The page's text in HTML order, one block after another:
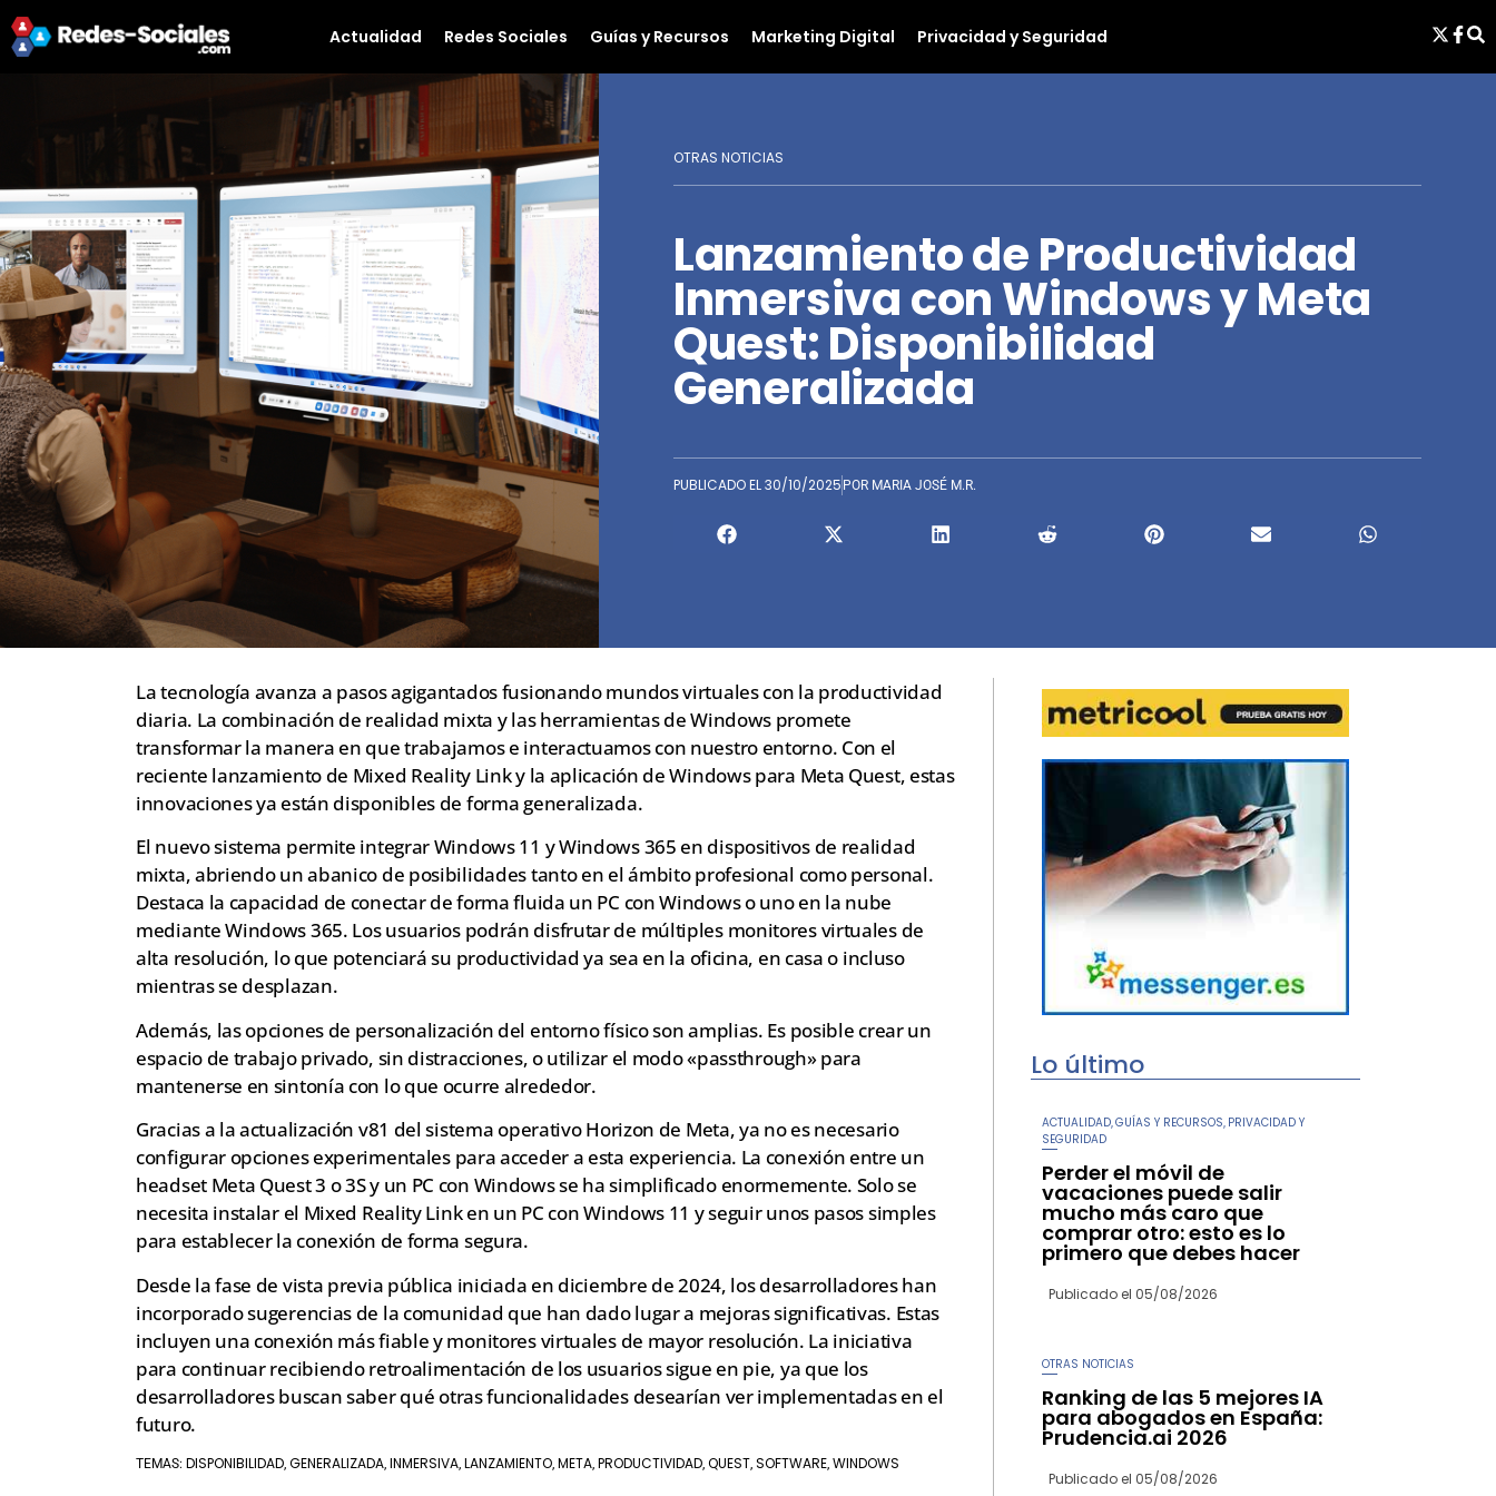
Actualidad Redes Sociales Guías y Recursos Marketing Digital Privacidad y Seguridad
OTRAS NOTICIAS
Lanzamiento de Productividad
Inmersiva con Windows y Meta
Quest: Disponibilidad
Generalizada
PUBLICADO EL30/10/2025 POR MARIA JOSÉ M.R.
La tecnología avanza a pasos agigantados fusionando mundos virtuales con la productividad
diaria. La combinación de realidad mixta y las herramientas de Windows promete
transformar la manera en que trabajamos e interactuamos con nuestro entorno. Con el
reciente lanzamiento de Mixed Reality Link y la aplicación de Windows para Meta Quest, estas
innovaciones ya están disponibles de forma generalizada.
El nuevo sistema permite integrar Windows 11 y Windows 365 en dispositivos de realidad
mixta, abriendo un abanico de posibilidades tanto en el ámbito profesional como personal.
Destaca la capacidad de conectar de forma fluida un PC con Windows o uno en la nube
mediante Windows 365. Los usuarios podrán disfrutar de múltiples monitores virtuales de
alta resolución, lo que potenciará su productividad ya sea en la oficina, en casa o incluso
mientras se desplazan.
Además, las opciones de personalización del entorno físico son amplias. Es posible crear un
espacio de trabajo privado, sin distracciones, o utilizar el modo «passthrough» para
mantenerse en sintonía con lo que ocurre alrededor.
Gracias a la actualización v81 del sistema operativo Horizon de Meta, ya no es necesario
configurar opciones experimentales para acceder a esta experiencia. La conexión entre un
headset Meta Quest 3 o 3S y un PC con Windows se ha simplificado enormemente. Solo se
necesita instalar el Mixed Reality Link en un PC con Windows 11 y seguir unos pasos simples
para establecer la conexión de forma segura.
Desde la fase de vista previa pública iniciada en diciembre de 2024, los desarrolladores han
incorporado sugerencias de la comunidad que han dado lugar a mejoras significativas. Estas
incluyen una conexión más fiable y monitores virtuales de mayor resolución. La iniciativa
para continuar recibiendo retroalimentación de los usuarios sigue en pie, ya que los
desarrolladores buscan saber qué otras funcionalidades desearían ver implementadas en el
futuro.
TEMAS: DISPONIBILIDAD, GENERALIZADA, INMERSIVA, LANZAMIENTO, META, PRODUCTIVIDAD, QUEST, SOFTWARE, WINDOWS
Lo último
ACTUALIDAD GUÍAS Y RECURSOS PRIVACIDAD Y
SEGURIDAD
Perder el móvil de
vacaciones puede salir
mucho más caro que
comprar otro: esto es lo
primero que debes hacer
Publicado el 05/08/2026
OTRAS NOTICIAS
Ranking de las 5 mejores IA
para abogados en España:
Prudencia.ai 2026
Publicado el 05/08/2026